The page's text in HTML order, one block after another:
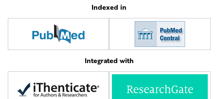
Indexed in
Integrated with